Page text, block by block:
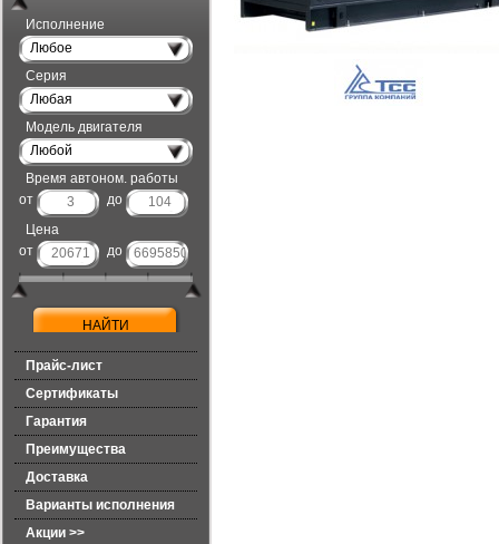
Исполнение
Любое
Серия
Любая
Модель двигателя
Любой
Время автоном. работы
от
до
Цена
от
до
Прайс-лист
Сертификаты
Гарантия
Преимущества
Доставка
Варианты исполнения
Акции >>